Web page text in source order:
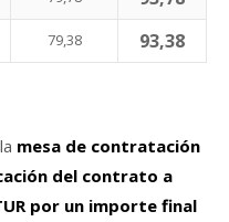
79,38 93,38
mesa de contratación
del contrato a
por un importe final